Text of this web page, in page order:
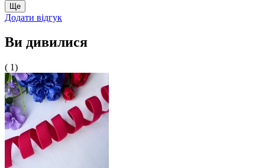
Ще
Додати відгук
Ви дивилися
( 1)